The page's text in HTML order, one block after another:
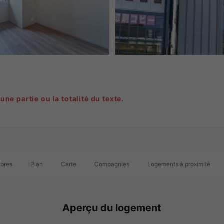
partie ou la totalité du texte.
Plan Carte Compagnies Logements à proximité
Aperçu du logement